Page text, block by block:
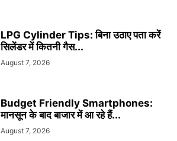
LPG Cylinder Tips: बिना उठाए पता करें
सिलेंडर में कितनी गैस...
August 7, 2026
Budget Friendly Smartphones:
मानसून के बाद बाजार में आ रहे हैं...
August 7, 2026